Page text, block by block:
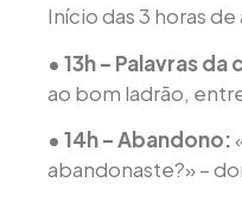
Início das 3 horas de
• 13h – Palavras da
ao bom ladrão,
• 14h – Abandono:
abandonaste?» –